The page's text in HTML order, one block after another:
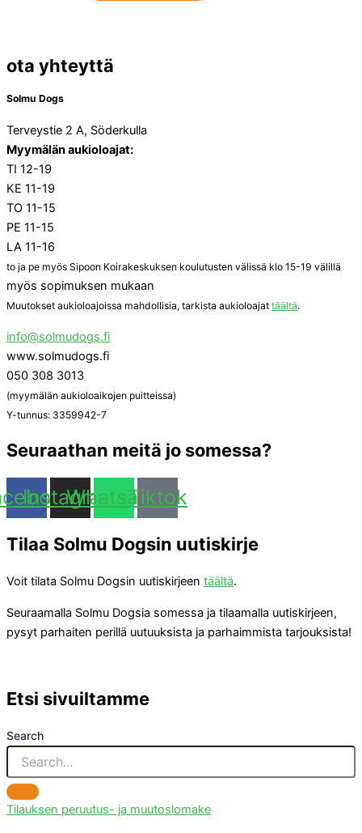
ota yhteyttä
Solmu Dogs
Terveystie 2 A, Söderkulla
Myymälän aukioloajat:
TI 12-19
KE 11-19
TO 11-15
PE 11-15
LA 11-16
to ja pe myös Sipoon Koirakeskuksen koulutusten välissä klo 15-19 välillä
myös sopimuksen mukaan
Muutokset aukioloajoissa mahdollisia, tarkista aukioloajat täältä.
info@solmudogs.fi
www.solmudogs.fi
050 308 3013
(myymälän aukioloaikojen puitteissa)
Y-tunnus: 3359942-7
Seuraathan meitä jo somessa?
Instagram
Whatsapp
Tiktok
Tilaa Solmu Dogsin uutiskirje
Voit tilata Solmu Dogsin uutiskirjeen täältä.
Seuraamalla Solmu Dogsia somessa ja tilaamalla uutiskirjeen,
pysyt parhaiten perillä uutuuksista ja parhaimmista tarjouksista!
Etsi sivuiltamme
Search
Tilauksen peruutus- ja muutoslomake